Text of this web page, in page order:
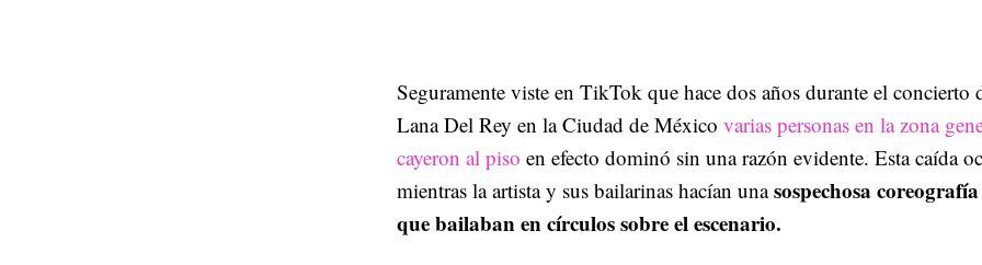
Seguramente viste en TikTok que hace dos años durante el concierto
Lana Del Rey en la Ciudad de México varias personas en la zona
cayeron al piso en efecto dominó sin una razón evidente. Esta caída
mientras la artista y sus bailarinas hacían unasospechosa
que bailaban en círculos sobre el escenario.